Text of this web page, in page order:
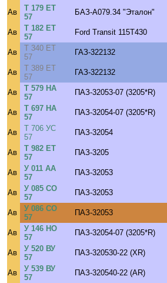
Ав
Т 179 ЕТ
57
БАЗ-А079.34 "Эталон"
Ав
Т 182 ЕТ
57
Ford Transit 115T430
Ав
Т 340 ЕТ
57
ГАЗ-322132
Ав
Т 389 ЕТ
57
ГАЗ-322132
Ав
Т 579 НА
57
ПАЗ-32053-07 (3205*R)
Ав
Т 697 НА
57
ПАЗ-32054-07 (3205*R)
Ав
Т 706 УС
57
ПАЗ-32054
Ав
Т 982 ЕТ
57
ПАЗ-3205
Ав
У 011 АА
57
ПАЗ-32053
Ав
У 085 СО
57
ПАЗ-32053
Ав
У 086 СО
57
ПАЗ-32053
Ав
У 146 НО
57
ПАЗ-32054-07 (3205*R)
Ав
У 520 ВУ
57
ПАЗ-320530-22 (XR)
Ав
У 539 ВУ
57
ПАЗ-320540-22 (AR)